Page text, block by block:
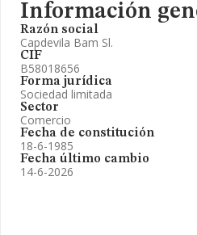
Información
Razón social
Capdevila Bam Sl.
CIF
B58018656
Forma jurídica
Sociedad limitada
Sector
Comercio
Fecha de constitución
18-6-1985
Fecha último cambio
14-6-2026